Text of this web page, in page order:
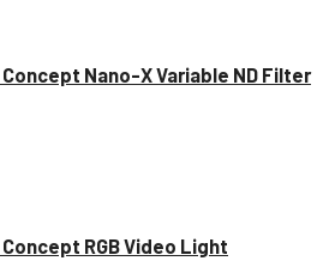
Nano-X Variable ND Filter
RGB Video Light